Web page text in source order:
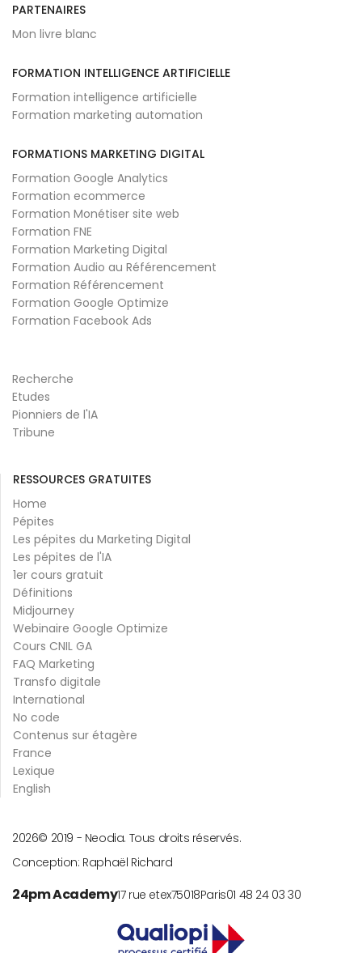
PARTENAIRES
Mon livre blanc
FORMATION INTELLIGENCE ARTIFICIELLE
Formation intelligence artificielle
Formation marketing automation
FORMATIONS MARKETING DIGITAL
Formation Google Analytics
Formation ecommerce
Formation Monétiser site web
Formation FNE
Formation Marketing Digital
Formation Audio au Référencement
Formation Référencement
Formation Google Optimize
Formation Facebook Ads
Recherche
Etudes
Pionniers de l'IA
Tribune
RESSOURCES GRATUITES
Home
Pépites
Les pépites du Marketing Digital
Les pépites de l'IA
1er cours gratuit
Définitions
Midjourney
Webinaire Google Optimize
Cours CNIL GA
FAQ Marketing
Transfo digitale
International
No code
Contenus sur étagère
France
Lexique
English
© 2019 -
2026
Neodia. Tous droits réservés.
Conception: Raphaël Richard
24pm Academy17 rue etex75018Paris01 48 24 03 30